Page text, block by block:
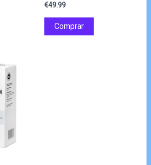
Avaliação
de 5
€49.99
Comprar